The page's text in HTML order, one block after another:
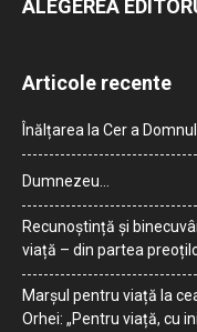
ALEGEREA
Articole recente
Înălțarea la Cer a
Dumnezeu…
Recunoștință și
viață – din partea
Marșul pentru viață la
Orhei: „Pentru viață, cu